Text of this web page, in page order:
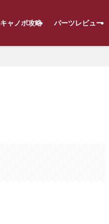
キャノボ攻略 パーツレビュー